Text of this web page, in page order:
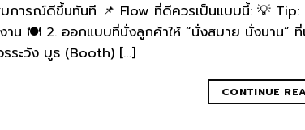
บการณ์ดีขึ้นทันที 📌 Flow ที่ดีควรเป็นแบบนี้: 💡 Tip:
น 🍽️ 2. ออกแบบที่นั่งลูกค้าให้ “นั่งสบาย นั่งนาน”
รระวัง บูธ (Booth) […]
CONTINUE